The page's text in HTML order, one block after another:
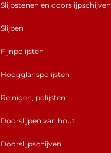
Slijpstenen en doorslijpschijven
Slijpen
Fijnpolijsten
Hoogglanspolijsten
Reinigen, polijsten
Doorslijpen van hout
Doorslijpschijven